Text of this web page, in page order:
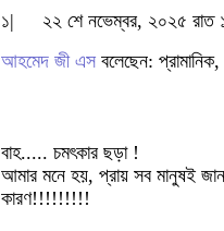
১|
২২ শে নভেম্বর, ২০২৫ রাত
আহমেদ জী এস বলেছেন: প্রামানিক,
বাহ..... চমৎকার ছড়া !
আমার মনে হয়, প্রায় সব মানুষই
কারণ!!!!!!!!!